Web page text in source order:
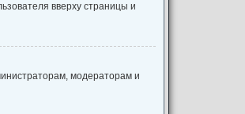
вверху страницы и
модераторам и